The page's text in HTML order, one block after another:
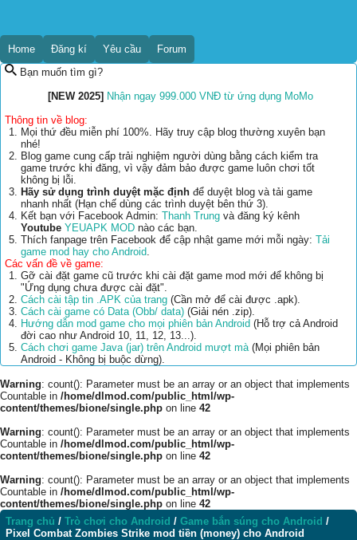
Home Đăng kí Yêu cầu
Forum
Bạn muốn tìm gì?
[NEW 2025] Nhận ngay 999.000 VNĐ từ ứng dụng MoMo
Thông tin về blog:
Mọi thứ đều miễn phí 100%. Hãy truy cập blog thường xuyên bạn
nhé!
Blog game cung cấp trải nghiệm người dùng bằng cách kiểm tra
game trước khi đăng, vì vậy đảm bảo được game luôn chơi tốt
không bị lỗi.
Hãy sử dụng trình duyệt mặc định để duyệt blog và tải game
nhanh nhất (Hạn chế dùng các trình duyệt bên thứ 3).
Kết bạn với Facebook Admin: Thanh Trung và đăng ký kênh
Youtube YEUAPK MOD nào các bạn.
Thích fanpage trên Facebook để cập nhật game mới mỗi ngày: Tải
game mod hay cho Android.
Các vấn đề về game:
Gỡ cài đặt game cũ trước khi cài đặt game mod mới để không bị
"Ứng dụng chưa được cài đặt".
Cách cài tập tin .APK của trang (Cần mở để cài được .apk).
Cách cài game có Data (Obb/ data) (Giải nén .zip).
Hướng dẫn mod game cho mọi phiên bản Android (Hỗ trợ cả Android
đời cao như Android 10, 11, 12, 13...).
Cách chơi game Java (jar) trên Android mượt mà(Mọi phiên bản
Android - Không bị buộc dừng).
Warning: count(): Parameter must be an array or an object that implements
Countable in /home/dlmod.com/public_html/wp-
content/themes/bione/single.php on line 42
Warning: count(): Parameter must be an array or an object that implements
Countable in /home/dlmod.com/public_html/wp-
content/themes/bione/single.php on line 42
Warning: count(): Parameter must be an array or an object that implements
Countable in /home/dlmod.com/public_html/wp-
content/themes/bione/single.php on line 42
Trang chủ / Trò chơi cho Android / Game bắn súng cho Android /
Pixel Combat Zombies Strike mod tiền (money) cho Android